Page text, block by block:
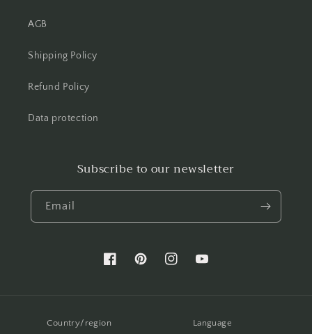
AGB
Shipping Policy
Refund Policy
Data protection
Subscribe to our newsletter
Email
FacebookPinterestInstagramYouTube
Country/region Language